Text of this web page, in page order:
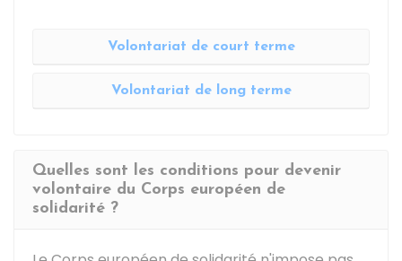
Volontariat de court terme
Volontariat de long terme
Quelles sont les conditions pour devenir
volontaire du Corps européen de
solidarité ?